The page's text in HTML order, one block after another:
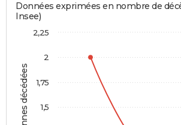
Personnes décédées
Données exprimées en nombre de
Insee)
1,5
1,75
2
2,25